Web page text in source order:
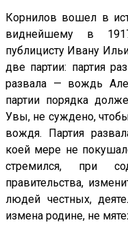
Корнилов вошел в
виднейшему в
публицисту Ивану
две партии: партия
развала — вождь
партии порядка
Увы, не суждено,
вождя. Партия
коей мере не
стремился, при
правительства,
людей честных,
измена родине, не